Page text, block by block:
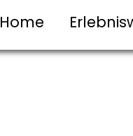
Home